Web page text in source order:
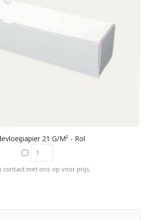
21 G/m² - Rol
contact met ons op voor prijs.